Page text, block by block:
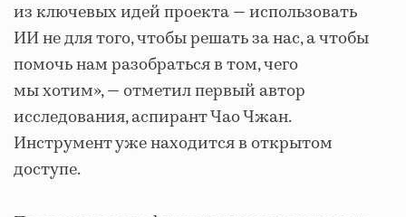
из ключевых идей проекта — использовать
ИИ не для того, чтобы решать за нас, а чтобы
помочь нам разобраться в том, чего
мы хотим», — отметил первый автор
исследования, аспирант Чао Чжан.
Инструмент уже находится в открытом
доступе.